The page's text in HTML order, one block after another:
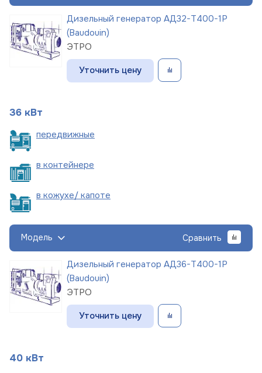
Дизельный генератор АД32-Т400-1Р
(Baudouin)
ЭТРО
Уточнить цену
36 кВт
передвижные
в контейнере
в кожухе/ капоте
Модель Сравнить
Дизельный генератор АД36-Т400-1Р
(Baudouin)
ЭТРО
Уточнить цену
40 кВт